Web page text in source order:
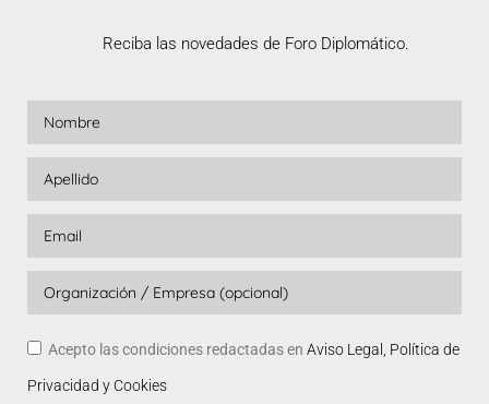
Reciba las novedades de Foro Diplomático.
Acepto las condiciones redactadas en Aviso Legal, Política de
Privacidad y Cookies